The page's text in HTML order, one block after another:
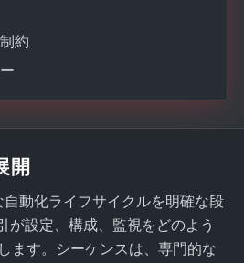
約
開
動化ライフサイクルを明確な段
が設定、構成、監視をどのよう
ます。シーケンスは、専門的な